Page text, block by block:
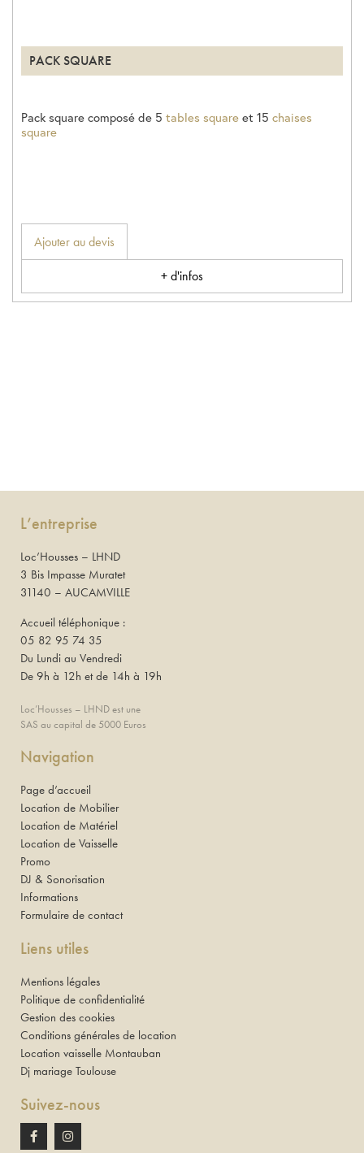
PACK SQUARE
Pack square composé de 5 tables square et 15 chaises
square
Ajouter au devis
+ d'infos
L’entreprise
Loc’Housses – LHND
3 Bis Impasse Muratet
31140 – AUCAMVILLE
Accueil téléphonique :
05 82 95 74 35
Du Lundi au Vendredi
De 9h à 12h et de 14h à 19h
Loc’Housses – LHND est une
SAS au capital de 5000 Euros
Navigation
Page d’accueil
Location de Mobilier
Location de Matériel
Location de Vaisselle
Promo
DJ & Sonorisation
Informations
Formulaire de contact
Liens utiles
Mentions légales
Politique de confidentialité
Gestion des cookies
Conditions générales de location
Location vaisselle Montauban
Dj mariage Toulouse
Suivez-nous